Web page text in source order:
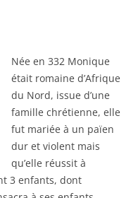
Née en 332 Monique
était romaine d’Afrique
du Nord, issue d’une
famille chrétienne, elle
fut mariée à un païen
dur et violent mais
qu’elle réussit à
3 enfants, dont